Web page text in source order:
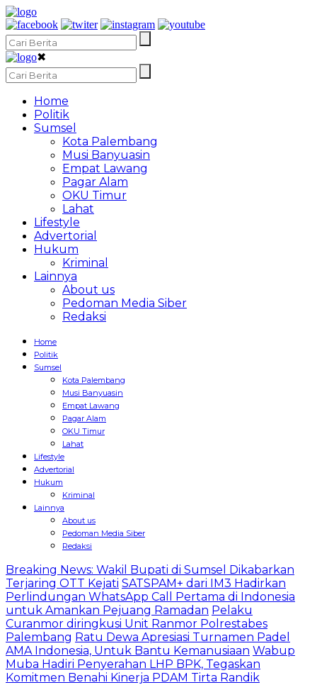
✖
Home
Politik
Sumsel
Kota Palembang
Musi Banyuasin
Empat Lawang
Pagar Alam
OKU Timur
Lahat
Lifestyle
Advertorial
Hukum
Kriminal
Lainnya
About us
Pedoman Media Siber
Redaksi
Home
Politik
Sumsel
Kota Palembang
Musi Banyuasin
Empat Lawang
Pagar Alam
OKU Timur
Lahat
Lifestyle
Advertorial
Hukum
Kriminal
Lainnya
About us
Pedoman Media Siber
Redaksi
Breaking News: Wakil Bupati di Sumsel Dikabarkan
Terjaring OTT Kejati SATSPAM+ dari IM3 Hadirkan
Perlindungan WhatsApp Call Pertama di Indonesia
untuk Amankan Pejuang Ramadan Pelaku
Curanmor diringkusi Unit Ranmor Polrestabes
Palembang Ratu Dewa Apresiasi Turnamen Padel
AMA Indonesia, Untuk Bantu Kemanusiaan Wabup
Muba Hadiri Penyerahan LHP BPK, Tegaskan
Komitmen Benahi Kinerja PDAM Tirta Randik